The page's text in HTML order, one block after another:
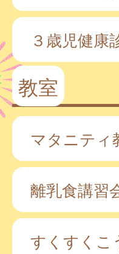
３歳児健康
教室
マタニティ
離乳食講習
すくすくこ